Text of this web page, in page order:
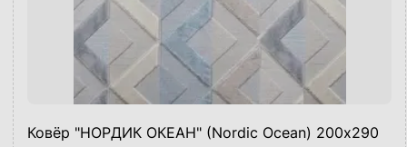
Ковёр "НОРДИК ОКЕАН" (Nordic Ocean) 200х290